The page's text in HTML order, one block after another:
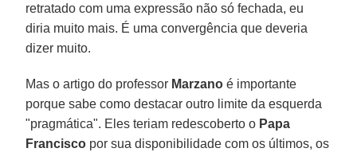
retratado com uma expressão não só fechada, eu
diria muito mais. É uma convergência que deveria
dizer muito.
Mas o artigo do professor Marzano é importante
porque sabe como destacar outro limite da esquerda
"pragmática". Eles teriam redescoberto o Papa
Francisco por sua disponibilidade com os últimos, os